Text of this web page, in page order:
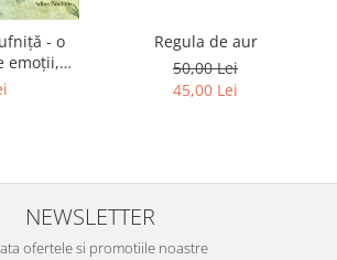
- o
emoții,
Regula de aur
50,00 Lei
45,00 Lei
NEWSLETTER
ofertele si promotiile noastre